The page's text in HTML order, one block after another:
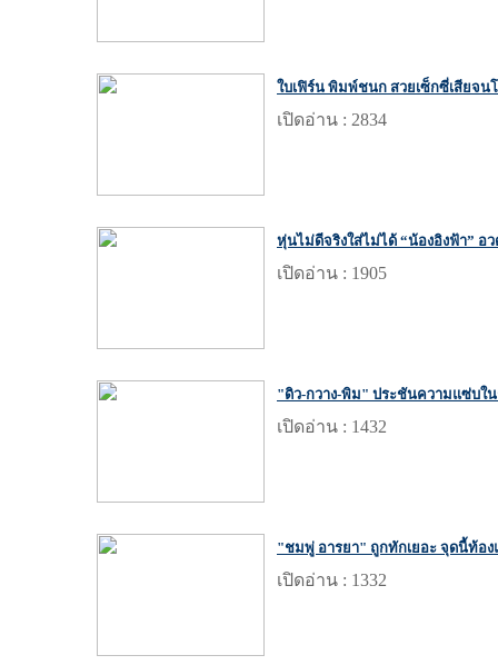
ใบเฟิร์น พิมพ์ชนก สวยเซ็กซี่เสียจ
เปิดอ่าน : 2834
หุ่นไม่ดีจริงใส่ไม่ได้ “น้องอิงฟ้า” อ
เปิดอ่าน : 1905
"ดิว-กวาง-พิม" ประชันความแซ่บใ
เปิดอ่าน : 1432
"ชมพู่ อารยา" ถูกทักเยอะ จุดนี้ท้อง
เปิดอ่าน : 1332